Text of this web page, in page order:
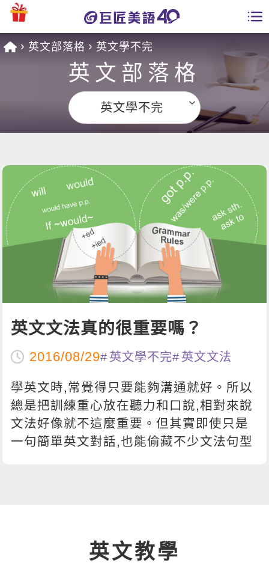
日語課程總表
英文會話
商用英文
英文檢定
TOEIC 多益課程
IELTS 雅思課程
TOEFL 托福課程
能力養成
自然發音
英文聽力養成
基礎字彙
情境閱讀
英文文法技巧
特色課程
主題課程
Let's Talk
線上真人
日語
西班牙語
外語即時通
更多
一對一家教
企業訓練
點讀筆教材
免費資源
英文部落格
多益秒學堂
影音學英文
英文能力測驗
師資團隊
學員故事
校園贊助
企業服務
學員專區
Recruiting
英文部落格 英文學不完
英文部落格
英文學不完
英文文法真的很重要嗎？
2016/08/29 英文學不完 英文文法
學英文時,常覺得只要能夠溝通就好。所以
總是把訓練重心放在聽力和口說,相對來說
文法好像就不這麼重要。但其實即使只是
一句簡單英文對話,也能偷藏不少文法句型
英文教學